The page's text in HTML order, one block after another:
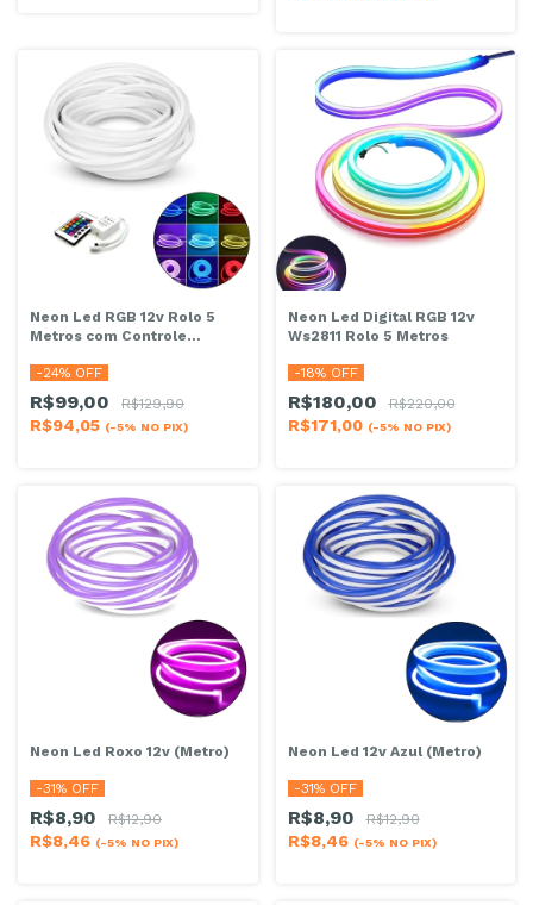
Neon Led RGB 12v Rolo 5
Metros com Controle
-24% OFF
R$99,00 R$129,90
R$94,05 (-5% NO PIX)
Neon Led Digital RGB 12v
Ws2811 Rolo 5 Metros
-18% OFF
R$180,00 R$220,00
R$171,00 (-5% NO PIX)
Neon Led Roxo 12v (Metro)
-31% OFF
R$8,90 R$12,90
R$8,46 (-5% NO PIX)
Neon Led 12v Azul (Metro)
-31% OFF
R$8,90 R$12,90
R$8,46 (-5% NO PIX)